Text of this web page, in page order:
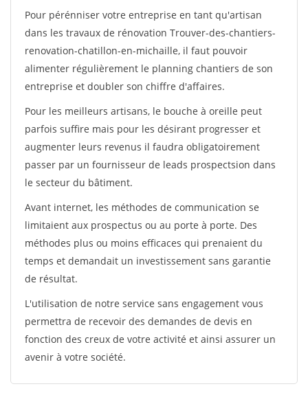
Pour pérénniser votre entreprise en tant qu'artisan
dans les travaux de rénovation Trouver-des-chantiers-
renovation-chatillon-en-michaille, il faut pouvoir
alimenter régulièrement le planning chantiers de son
entreprise et doubler son chiffre d'affaires.
Pour les meilleurs artisans, le bouche à oreille peut
parfois suffire mais pour les désirant progresser et
augmenter leurs revenus il faudra obligatoirement
passer par un fournisseur de leads prospectsion dans
le secteur du bâtiment.
Avant internet, les méthodes de communication se
limitaient aux prospectus ou au porte à porte. Des
méthodes plus ou moins efficaces qui prenaient du
temps et demandait un investissement sans garantie
de résultat.
L'utilisation de notre service sans engagement vous
permettra de recevoir des demandes de devis en
fonction des creux de votre activité et ainsi assurer un
avenir à votre société.